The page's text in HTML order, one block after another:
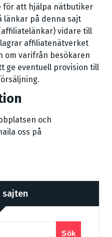
för att hjälpa nätbutiker
länkar på denna sajt
vidare till
affiliatenätverket
om varifrån besökaren
ge eventuell provision till
och
oss på
sajten
Sök